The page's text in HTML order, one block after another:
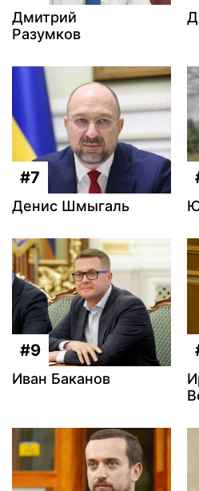
Дмитрий
Разумков
#7
Денис Шмыгаль
#9
Иван Баканов